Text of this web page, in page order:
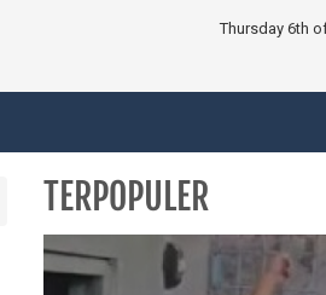
Thursday 6th
TERPOPULER